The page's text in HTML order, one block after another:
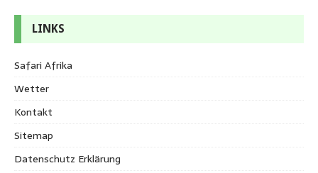
LINKS
Safari Afrika
Wetter
Kontakt
Sitemap
Datenschutz Erklärung